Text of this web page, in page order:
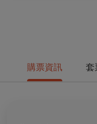
購票資訊 套